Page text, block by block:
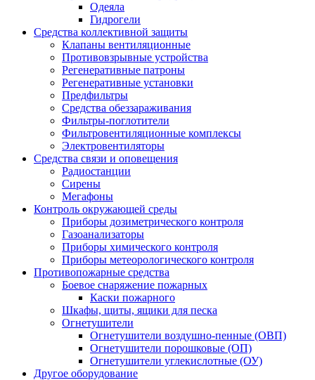
Одеяла
Гидрогели
Средства коллективной защиты
Клапаны вентиляционные
Противовзрывные устройства
Регенеративные патроны
Регенеративные установки
Предфильтры
Средства обеззараживания
Фильтры-поглотители
Фильтровентиляционные комплексы
Электровентиляторы
Средства связи и оповещения
Радиостанции
Сирены
Мегафоны
Контроль окружающей среды
Приборы дозиметрического контроля
Газоанализаторы
Приборы химического контроля
Приборы метеорологического контроля
Противопожарные средства
Боевое снаряжение пожарных
Каски пожарного
Шкафы, щиты, ящики для песка
Огнетушители
Огнетушители воздушно-пенные (ОВП)
Огнетушители порошковые (ОП)
Огнетушители углекислотные (ОУ)
Другое оборудование